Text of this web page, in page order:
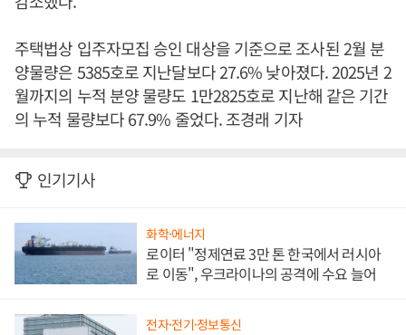
주택법상 입주자모집 승인 대상을 기준으로 조사된 2월 분
양물량은 5385호로 지난달보다 27.6% 낮아졌다. 2025년 2
월까지의 누적 분양 물량도 1만2825호로 지난해 같은 기간
의 누적 물량보다 67.9% 줄었다. 조경래 기자
인기기사
화학·에너지
로이터 "정제연료 3만 톤 한국에서 러시아
로 이동", 우크라이나의 공격에 수요 늘어
전자·전기·정보통신